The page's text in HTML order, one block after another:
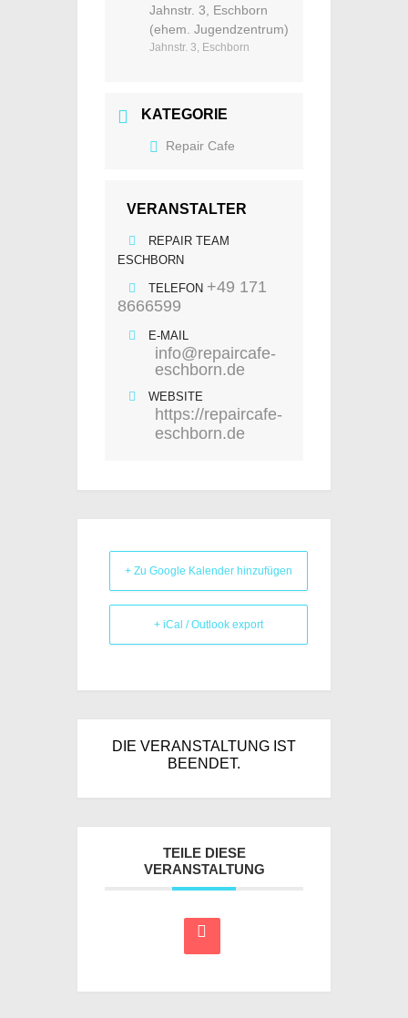
Jahnstr. 3, Eschborn
(ehem. Jugendzentrum)
Jahnstr. 3, Eschborn
KATEGORIE
Repair Cafe
VERANSTALTER
REPAIR TEAM
ESCHBORN
TELEFON +49 171
8666599
E-MAIL
info@repaircafe-
eschborn.de
WEBSITE
https://repaircafe-
eschborn.de
+ Zu Google Kalender hinzufügen
+ iCal / Outlook export
DIE VERANSTALTUNG IST
BEENDET.
TEILE DIESE
VERANSTALTUNG